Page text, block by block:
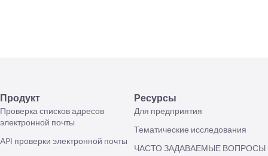
Продукт
Проверка списков адресов
электронной почты
API проверки электронной почты
Ресурсы
Для предприятия
Тематические исследования
ЧАСТО ЗАДАВАЕМЫЕ ВОПРОСЫ